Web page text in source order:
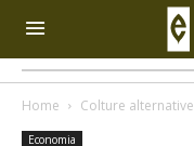
Home Colture alternative
Economia